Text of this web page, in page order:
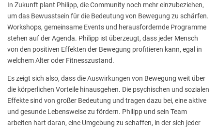
In Zukunft plant Philipp, die Community noch mehr einzubeziehen,
um das Bewusstsein für die Bedeutung von Bewegung zu schärfen.
Workshops, gemeinsame Events und herausfordernde Programme
stehen auf der Agenda. Philipp ist überzeugt, dass jeder Mensch
von den positiven Effekten der Bewegung profitieren kann, egal in
welchem Alter oder Fitnesszustand.
Es zeigt sich also, dass die Auswirkungen von Bewegung weit über
die körperlichen Vorteile hinausgehen. Die psychischen und sozialen
Effekte sind von großer Bedeutung und tragen dazu bei, eine aktive
und gesunde Lebensweise zu fördern. Philipp und sein Team
arbeiten hart daran, eine Umgebung zu schaffen, in der sich jeder